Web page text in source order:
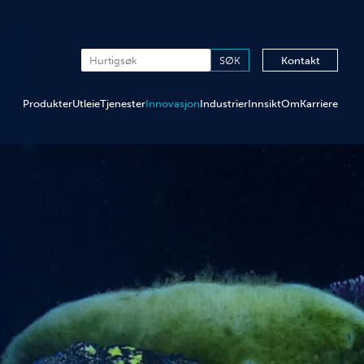
Kontakt
ProdukterUtleieTjenesterInnovasjonIndustrierInnsiktOmKarriere